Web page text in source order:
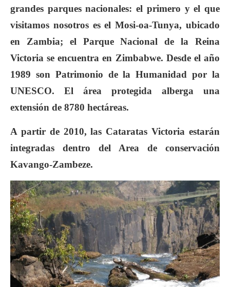
grandes parques nacionales: el primero y el que
visitamos nosotros es el Mosi-oa-Tunya, ubicado
en Zambia; el Parque Nacional de la Reina
Victoria se encuentra en Zimbabwe. Desde el año
1989 son Patrimonio de la Humanidad por la
UNESCO. El área protegida alberga una
extensión de 8780 hectáreas.
A partir de 2010, las Cataratas Victoria estarán
integradas dentro del Area de conservación
Kavango-Zambeze.